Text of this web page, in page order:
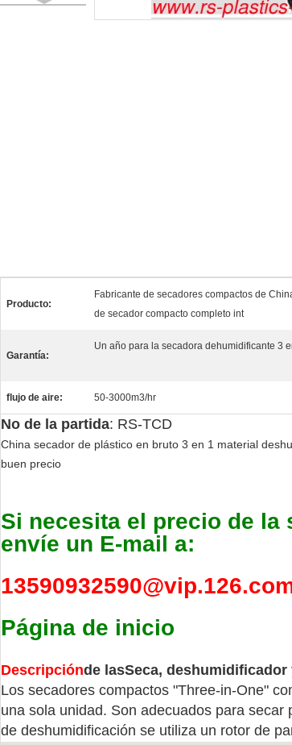
Producto:
Fabricante de secadores compactos de
de secador compacto completo int
Garantía:
Un año para la secadora dehumidificante 3
flujo de aire: 50-3000m3/hr
No de la partida: RS-TCD
China secador de plástico en bruto 3 en 1 material
buen precio
Si necesita el precio de la
envíe un E-mail a:
Página de inicio
Descripciónde lasSeca,
Los secadores compactos "Three-in-One"
una sola unidad. Son adecuados para
de deshumidificación se utiliza un rotor de